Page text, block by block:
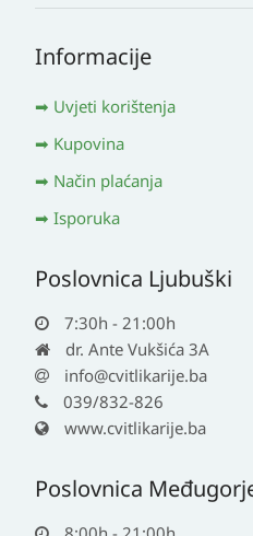
Informacije
Uvjeti korištenja
Kupovina
Način plaćanja
Isporuka
Poslovnica Ljubuški
7:30h - 21:00h
dr. Ante Vukšića 3A
info@cvitlikarije.ba
039/832-826
www.cvitlikarije.ba
Poslovnica